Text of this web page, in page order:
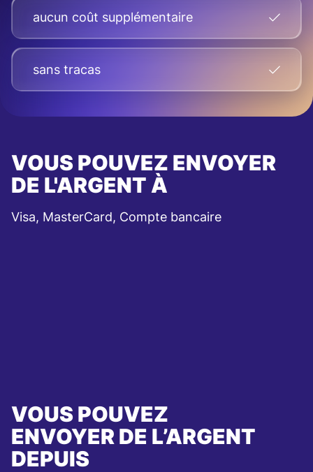
aucun coût supplémentaire
sans tracas
VOUS POUVEZ ENVOYER
DE L'ARGENT À
Visa, MasterCard, Compte bancaire
VOUS POUVEZ
ENVOYER DE L’ARGENT
DEPUIS